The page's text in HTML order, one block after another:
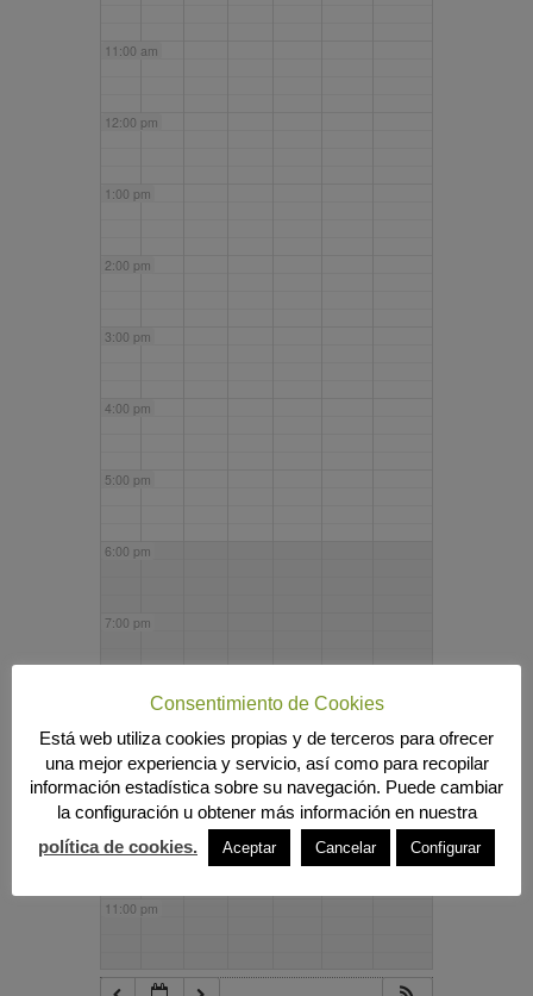
11:00 am
12:00 pm
1:00 pm
2:00 pm
3:00 pm
4:00 pm
5:00 pm
6:00 pm
7:00 pm
9:00 pm
10:00 pm
11:00 pm
Consentimiento de Cookies
Está web utiliza cookies propias y de terceros para ofrecer
una mejor experiencia y servicio, así como para recopilar
información estadística sobre su navegación. Puede cambiar
la configuración u obtener más información en nuestra
política de cookies.
Aceptar Cancelar Configurar